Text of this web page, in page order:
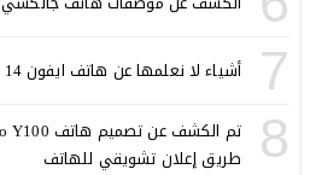
7 أشياء لا نعلمها عن هاتف ايفون 14 وهاتف أيفون 14 بلس
8
طريق إعلان تشويقي للهاتف